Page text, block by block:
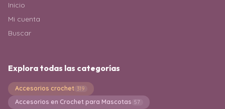
Inicio
Mi cuenta
Buscar
Explora todas las categorías
Accesorios crochet 319
Accesorios en Crochet para Mascotas 57